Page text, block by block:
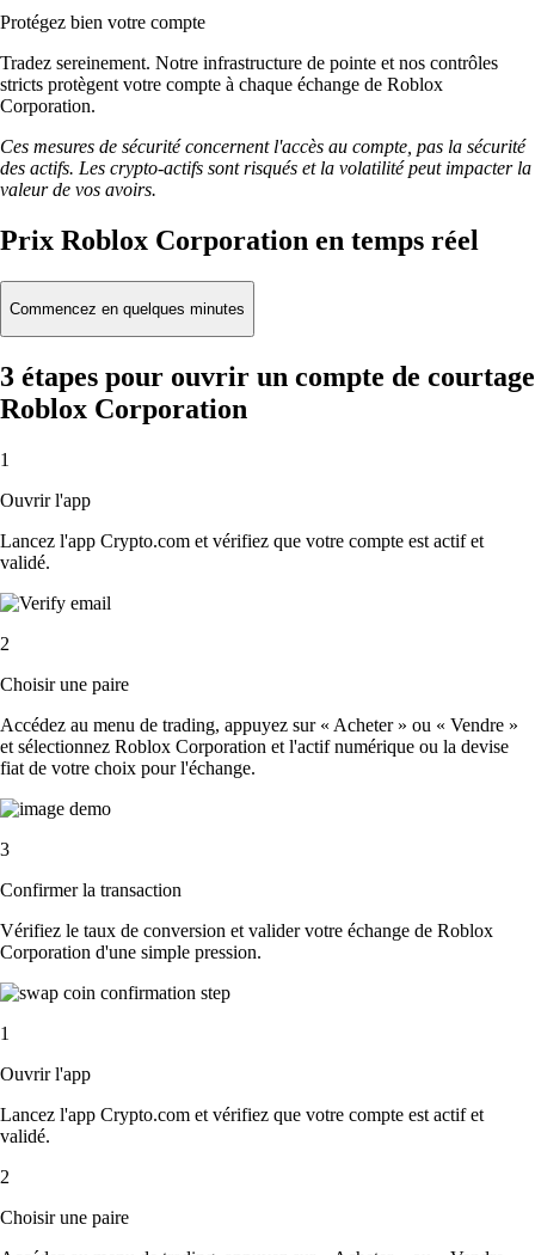
Protégez bien votre compte
Tradez sereinement. Notre infrastructure de pointe et nos contrôles
stricts protègent votre compte à chaque échange de Roblox
Corporation.
Ces mesures de sécurité concernent l'accès au compte, pas la sécurité
des actifs. Les crypto-actifs sont risqués et la volatilité peut impacter la
valeur de vos avoirs.
Prix Roblox Corporation en temps réel
Commencez en quelques minutes
3 étapes pour ouvrir un compte de courtage
Roblox Corporation
1
Ouvrir l'app
Lancez l'app Crypto.com et vérifiez que votre compte est actif et
validé.
2
Choisir une paire
Accédez au menu de trading, appuyez sur « Acheter » ou « Vendre »
et sélectionnez Roblox Corporation et l'actif numérique ou la devise
fiat de votre choix pour l'échange.
3
Confirmer la transaction
Vérifiez le taux de conversion et valider votre échange de Roblox
Corporation d'une simple pression.
1
Ouvrir l'app
Lancez l'app Crypto.com et vérifiez que votre compte est actif et
validé.
2
Choisir une paire